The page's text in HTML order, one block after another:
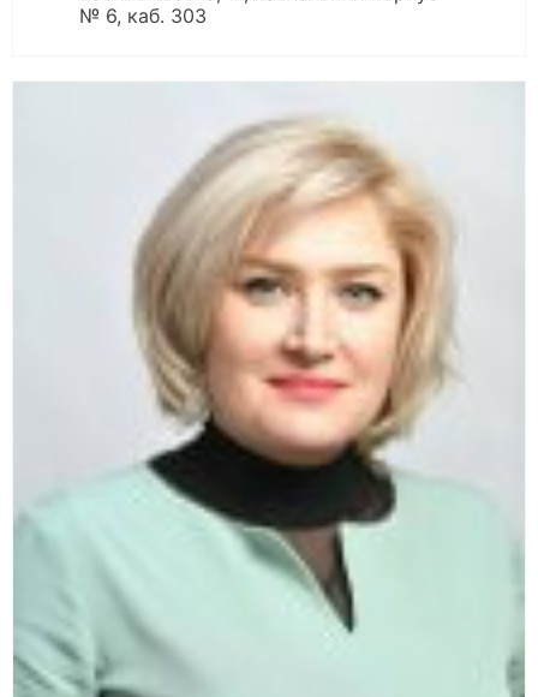
№ 6, каб. 303